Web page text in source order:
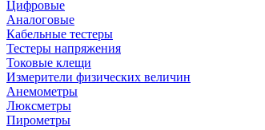
Цифровые
Аналоговые
Кабельные тестеры
Тестеры напряжения
Токовые клещи
Измерители физических величин
Анемометры
Люксметры
Пирометры